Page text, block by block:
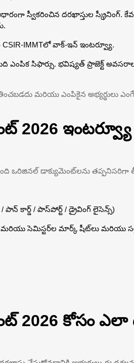
స్వీకరించిన దరఖాస్తుల స్క్రీనింగ్.
CSIR-IMMTలో వాక్-ఇన్ ఇంటర్వ్యూ.
ఎంపిక సిఫార్సు. భవిష్యత్ ప్రాజెక్ట్
మరియు ఎంపికైన అభ్యర్థులు
2026
ఒరిజినల్ డాక్యుమెంట్‌లను తప్పనిసరిగా
కార్డ్ / పాస్‌పోర్ట్ / డ్రైవింగ్ లైసెన్స్)
మరియు సెమిస్టర్‌ల మార్క్ షీట్‌లు మరియు
2026 కోసం ఎలా